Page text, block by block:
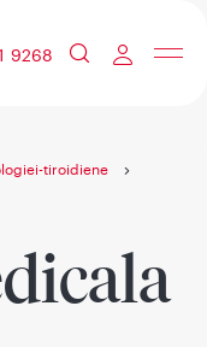
9268
tiroidiene